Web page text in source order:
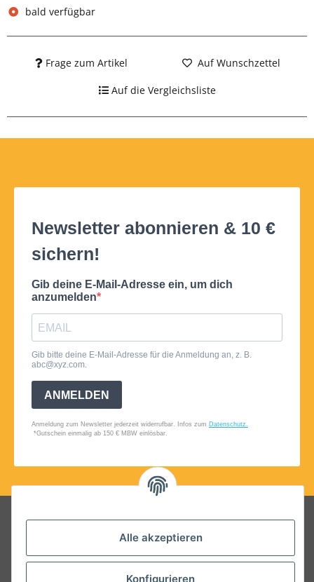
Alle akzeptieren
Konfigurieren
bald verfügbar
Frage zum Artikel Auf Wunschzettel
Auf die Vergleichsliste
Folgt uns auf Social Media